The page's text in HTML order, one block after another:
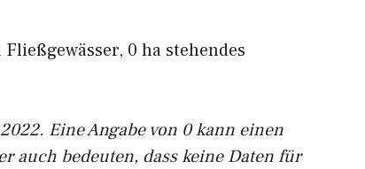
0 ha stehendes
Eine Angabe von 0 kann einen
auch bedeuten, dass keine Daten für